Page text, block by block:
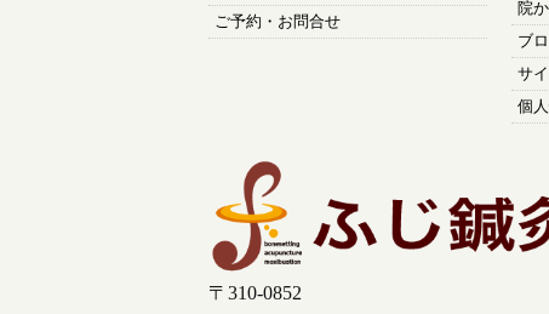
ご予約・お問合せ
院
ブ
サ
個
〒310-0852